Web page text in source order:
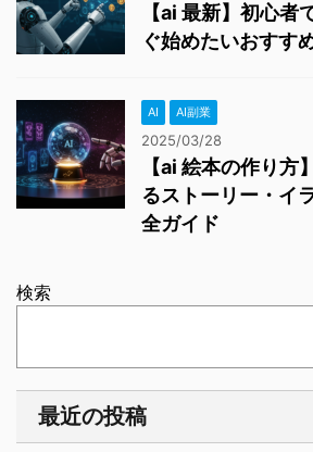
【ai 最新】初心者
ぐ始めたいおすす
AI AI副業
2025/03/28
【ai 絵本の作り方
るストーリー・イ
全ガイド
検索
最近の投稿